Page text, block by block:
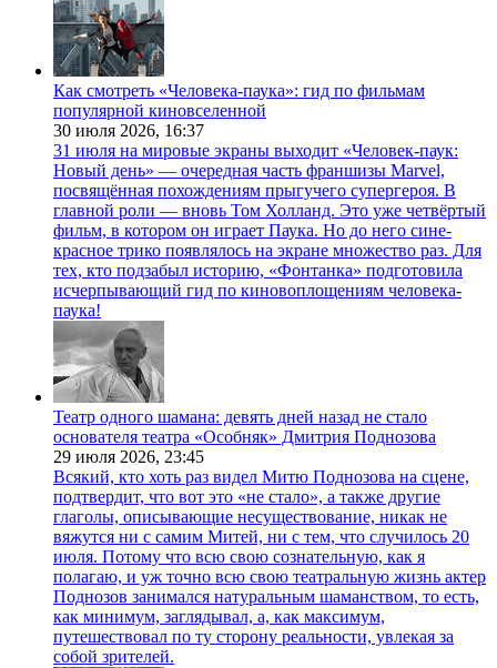
Как смотреть «Человека-паука»: гид по фильмам
популярной киновселенной
30 июля 2026, 16:37
31 июля на мировые экраны выходит «Человек-паук:
Новый день» — очередная часть франшизы Marvel,
посвящённая похождениям прыгучего супергероя. В
главной роли — вновь Том Холланд. Это уже четвёртый
фильм, в котором он играет Паука. Но до него сине-
красное трико появлялось на экране множество раз. Для
тех, кто подзабыл историю, «Фонтанка» подготовила
исчерпывающий гид по киновоплощениям человека-
паука!
Театр одного шамана: девять дней назад не стало
основателя театра «Особняк» Дмитрия Поднозова
29 июля 2026, 23:45
Всякий, кто хоть раз видел Митю Поднозова на сцене,
подтвердит, что вот это «не стало», а также другие
глаголы, описывающие несуществование, никак не
вяжутся ни с самим Митей, ни с тем, что случилось 20
июля. Потому что всю свою сознательную, как я
полагаю, и уж точно всю свою театральную жизнь актер
Поднозов занимался натуральным шаманством, то есть,
как минимум, заглядывал, а, как максимум,
путешествовал по ту сторону реальности, увлекая за
собой зрителей.